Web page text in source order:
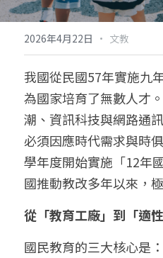
觀點評析
文教新聞
綜合生活
人物報導
國際財經
服務
聯繫
訂閱電子報
FAQ
搜索
2026年4月22日 · 文教
我國從民國57年實施九
為國家培育了無數人才
潮、資訊科技與網路通
必須因應時代需求與時
學年度開始實施「12年
國推動教改多年以來，
從「教育工廠」到「適性
國民教育的三大核心是